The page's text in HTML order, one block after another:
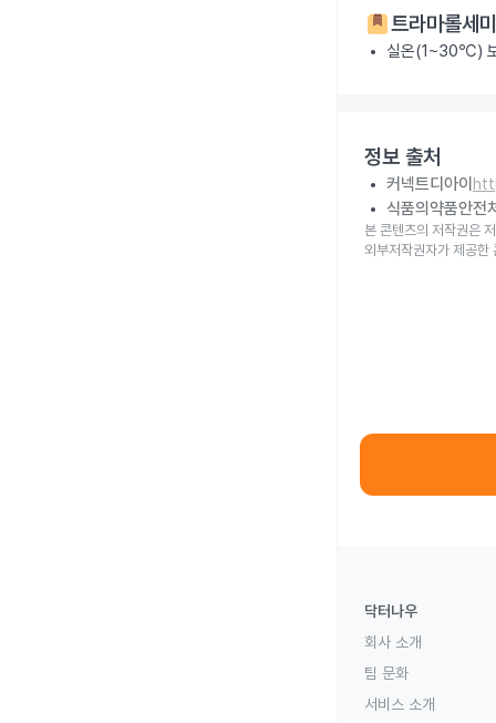
트라마롤세
실온(1~30℃)
정보 출처
커넥트디아이
식품의약품안전
본 콘텐츠의 저작권은
외부저작권자가 제공한
닥터나우
회사 소개
팀 문화
서비스 소개